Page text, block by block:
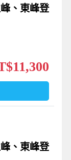
、東峰登
、東峰登